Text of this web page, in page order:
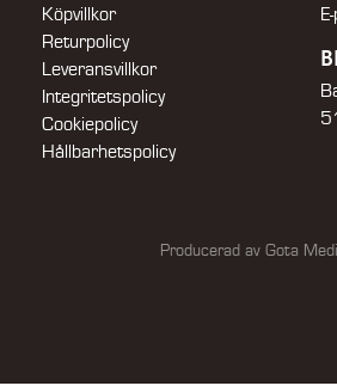
Köpvillkor
Returpolicy
Leveransvillkor
Integritetspolicy
Cookiepolicy
Hållbarhetspolicy
Producerad av Gota